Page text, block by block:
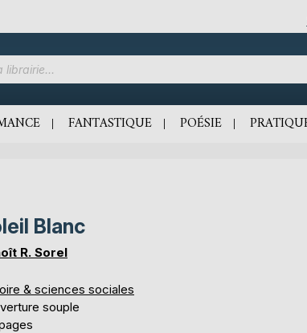
FANTASTIQUE POÉSIE
Blanc
R. Sorel
& sciences sociales
souple